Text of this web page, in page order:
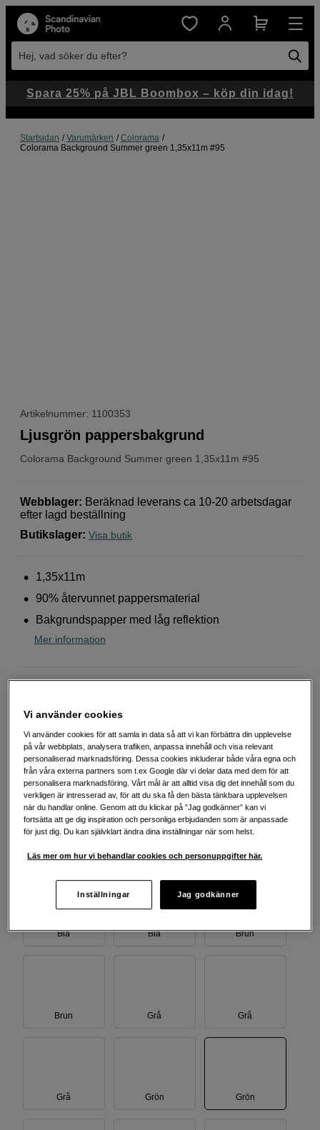
Hej, vad söker du efter?
Startsidan Varumärken
Colorama
Colorama Background Summer green 1,35x11m #95
Artikelnummer: 1100353
Colorama Background Summer green 1,35x11m #95
Ljusgrön pappersbakgrund
Webblager: Beräknad leverans ca 10-20 arbetsdagar
efter lagd beställning
Butikslager: Visa butik
1,35x11m
90% återvunnet pappersmaterial
Bakgrundspapper med låg reflektion
Mer information
Beige Beige Beige
Blå Blå
Blå
Blå Blå Brun
Brun Grå Grå
Grå Grön Grön
Spara 25% på JBL Boombox – köp din idag!
Vi använder cookies
Vi använder cookies för att samla in data så att vi kan förbättra din upplevelse
på vår webbplats, analysera trafiken, anpassa innehåll och visa relevant
personaliserad marknadsföring. Dessa cookies inkluderar både våra egna och
från våra externa partners som t.ex Google där vi delar data med dem för att
personalisera marknadsföring. Vårt mål är att alltid visa dig det innehåll som du
verkligen är intresserad av, för att du ska få den bästa tänkbara upplevelsen
när du handlar online. Genom att du klickar på ”Jag godkänner” kan vi
fortsätta att ge dig inspiration och personliga erbjudanden som är anpassade
för just dig. Du kan självklart ändra dina inställningar när som helst.
Läs mer om hur vi behandlar cookies och personuppgifter här.
Inställningar Jag godkänner